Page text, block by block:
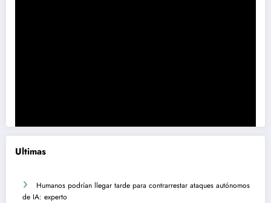
Ultimas
Humanos podrían llegar tarde para contrarrestar ataques autónomos
de IA: experto